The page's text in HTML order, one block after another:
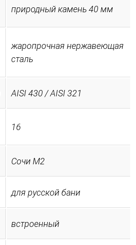
природный камень 40 мм
жаропрочная нержавеющая
сталь
AISI 430 / AISI 321
16
Сочи М2
для русской бани
встроенный